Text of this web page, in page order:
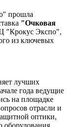
прошла
"Очковая
"Крокус Экспо",
из ключевых
лучших
года ведущие
на площадке
отрасли и
оптики,
оборудования,